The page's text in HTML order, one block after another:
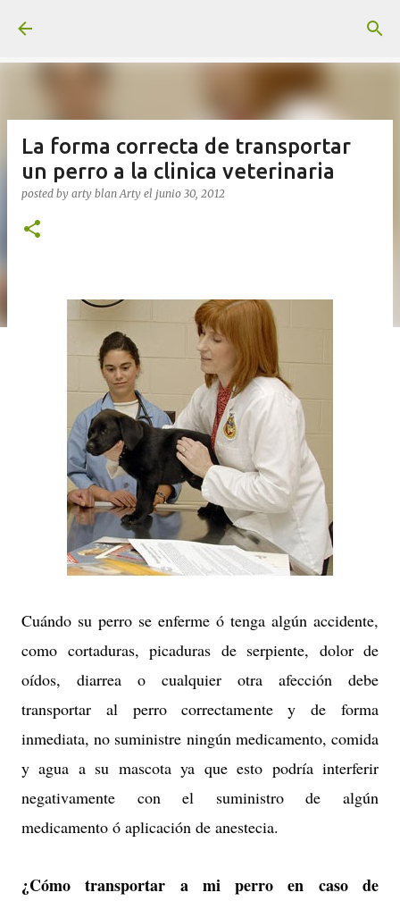
La forma correcta de transportar
un perro a la clinica veterinaria
posted by arty blanArty el junio 30, 2012
Cuándo su perro se enferme ó tenga algún accidente,
como cortaduras, picaduras de serpiente, dolor de
oídos, diarrea o cualquier otra afección debe
transportar al perro correctamente y de forma
inmediata, no suministre ningún medicamento, comida
y agua a su mascota ya que esto podría interferir
negativamente con el suministro de algún
medicamento ó aplicación de anestecia.
¿Cómo transportar a mi perro en caso de